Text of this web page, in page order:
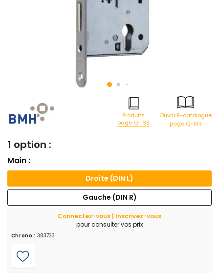
Produits
page Q-133
Ouvrir E-catalogue
page Q-133
1 option :
Main :
Droite (DIN L)
Gauche (DIN R)
Connectez-vous | Inscrivez-vous
pour consulter vos prix
Chrono : 383733